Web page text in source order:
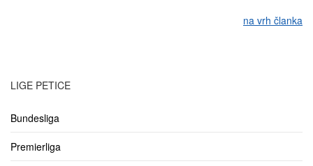
na vrh članka
LIGE PETICE
Bundesliga
Premierliga